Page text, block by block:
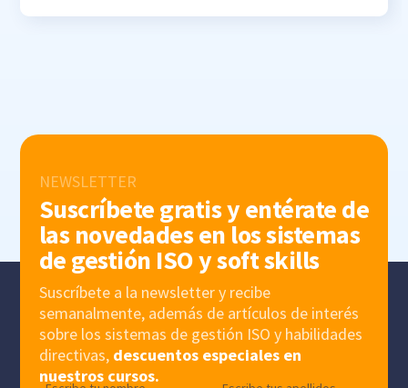
NEWSLETTER
Suscríbete gratis y entérate de
las novedades en los sistemas
de gestión ISO y soft skills
Suscríbete a la newsletter y recibe
semanalmente, además de artículos de interés
sobre los sistemas de gestión ISO y habilidades
directivas, descuentos especiales en
nuestros cursos.